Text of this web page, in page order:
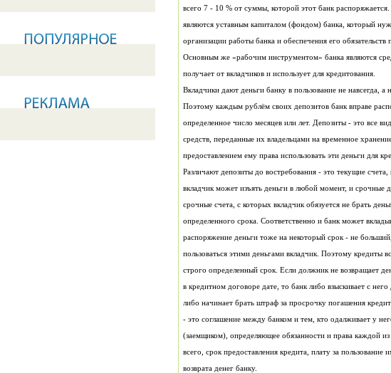
всего 7 - 10 % от суммы, которой этот банк
являются уставным капиталом (фондом) банка, который
организации работы банка и обеспечения его обязательств
Основным же «рабочим инструментом» банка являются
получает от вкладчиков и использует для кредитования.
Вкладчики дают деньги банку в пользование не навсегда, а
Поэтому каждым рублём своих депозитов банк вправе
определенное число месяцев или лет. Депозиты - это все
средств, переданные их владельцами на временное
предоставлением ему права использовать эти деньги для
Различают депозиты до востребования - это текущие
вкладчик может изъять деньги в любой момент, и срочные
срочные счета, с которых вкладчик обязуется не брать
определенного срока. Соответственно и банк может
распоряжение деньги тоже на некоторый срок - не
пользоваться этими деньгами вкладчик. Поэтому кредиты
строго определенный срок. Если должник не возвращает
в кредитном договоре дате, то банк либо взыскивает с него
либо начинает брать штраф за просрочку погашения
- это соглашение между банком и тем, кто одалживает у
(заемщиком), определяющее обязанности и права каждой
всего, срок предоставления кредита, плату за пользование
возврата денег банку.